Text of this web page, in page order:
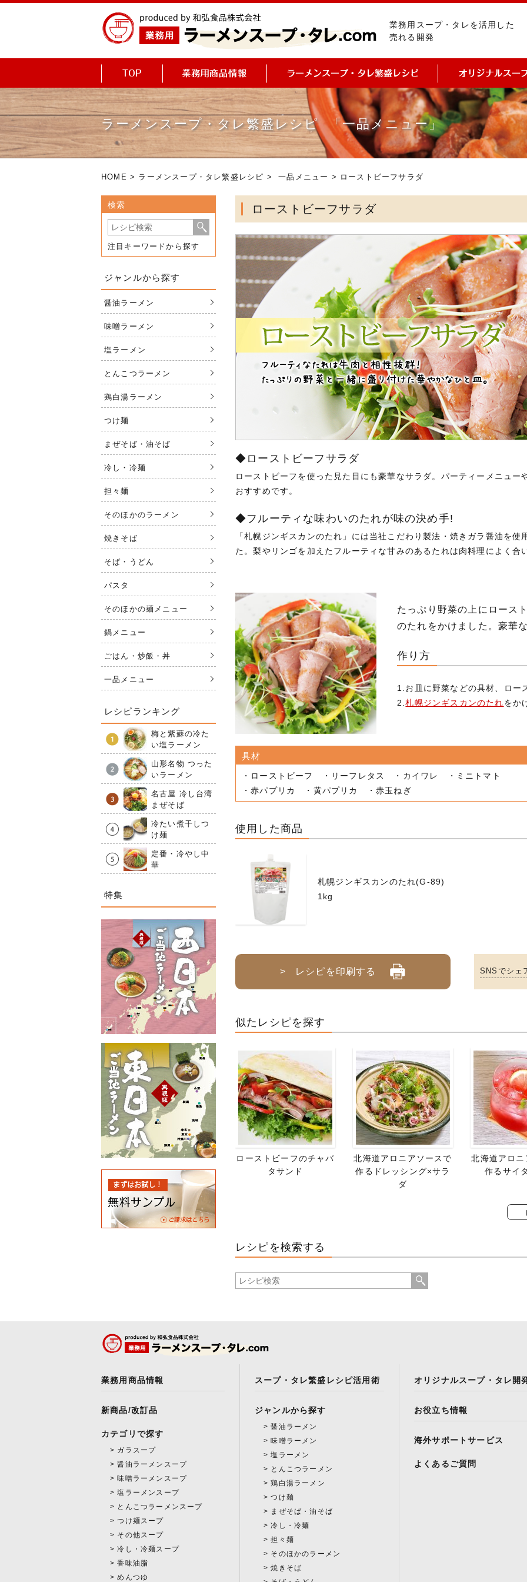
業務用スープ・タレを活用した
売れる開発
ラーメンスープ・タレ繁盛レシピ 「一品メニュー」
HOME > ラーメンスープ・タレ繁盛レシピ >一品メニュー > ローストビーフサラダ
ローストビーフサラダ
◆ローストビーフサラダ
ローストビーフを使った見た目にも豪華なサラダ。パーティーメニュ
おすすめです。
◆フルーティな味わいのたれが味の決め手!
「札幌ジンギスカンのたれ」には当社こだわり製法・焼きガラ醤油を
た。梨やリンゴを加えたフルーティな甘みのあるたれは肉料理によく合
たっぷり野菜の上にロース
のたれをかけました。豪華
作り方
1.お皿に野菜などの具材、ロー
2.札幌ジンギスカンのたれをか
具材
・ローストビーフ ・リーフレタス ・カイワレ ・ミニトマト
・赤パプリカ ・黄パプリカ ・赤玉ねぎ
使用した商品
札幌ジンギスカンのたれ(G-89)
1kg
> レシピを印刷する SNSでシェ
似たレシピを探す
ローストビーフのチャバ
タサンド
北海道アロニアソースで
作るドレッシング×サラ
ダ
北海道アロ
作るサイ
レシピを検索する
検索
注目キーワードから探す
ジャンルから探す
醤油ラーメン
味噌ラーメン
塩ラーメン
とんこつラーメン
鶏白湯ラーメン
つけ麺
まぜそば・油そば
冷し・冷麺
担々麺
そのほかのラーメン
焼きそば
そば・うどん
パスタ
そのほかの麺メニュー
鍋メニュー
ごはん・炒飯・丼
一品メニュー
レシピランキング
梅と紫蘇の冷た
い塩ラーメン
山形名物 つった
いラーメン
名古屋 冷し台湾
まぜそば
冷たい煮干しつ
け麺
定番・冷やし中
華
特集
業務用商品情報
新商品/改訂品
カテゴリで探す
ガラスープ
醤油ラーメンスープ
味噌ラーメンスープ
塩ラーメンスープ
とんこつラーメンスープ
つけ麺スープ
その他スープ
冷し・冷麺スープ
香味油脂
めんつゆ
スープ・タレ繁盛レシピ活用術
ジャンルから探す
醤油ラーメン
味噌ラーメン
塩ラーメン
とんこつラーメン
鶏白湯ラーメン
つけ麺
まぜそば・油そば
冷し・冷麺
担々麺
そのほかのラーメン
焼きそば
オリジナルスープ・タレ開
お役立ち情報
海外サポートサービス
よくあるご質問